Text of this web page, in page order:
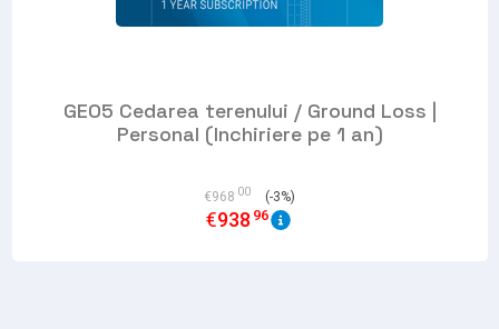
GEO5 Cedarea terenului / Ground Loss |
Personal (Inchiriere pe 1 an)
€968 00 (-3%)
€938 96